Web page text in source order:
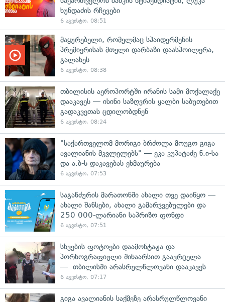
ხუნდაძის რჩევები
6 აგვისტო, 08:51
მაყურებელი, რომელმაც სპაიდერმენის
პრემიერისას მთელი დარბაზი დაასპოილერა,
გალახეს
6 აგვისტო, 08:38
თბილისის აეროპორტში ირანის სამი მოქალაქე
დააკავეს — ისინი საზღვრის ყალბი საბუთებით
გადაკვეთას ცდილობდნენ
6 აგვისტო, 08:24
"საქართველომ მორიგი ბრძოლა მოუგო გიგა
ავალიანის მკვლელებს" — ეკა კუპატაძე ნ.ი-სა
და ა.ბ-ს დაკავებას ეხმაურება
6 აგვისტო, 07:53
საგანძურის მარათონში ახალი თვე დაიწყო —
ახალი შანსები, ახალი გამარჯვებულები და
250 000-ლარიანი საპრიზო ფონდი
6 აგვისტო, 07:51
სხვების ფოტოები დაამონტაჟა და
პორნოგრაფიული შინაარსით გაავრცელა
— თბილისში არასრულწლოვანი დააკავეს
6 აგვისტო, 07:17
გიგა ავალიანის საქმეზე არასრულწლოვანი